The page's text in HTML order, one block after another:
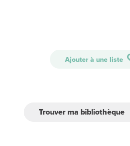
Ajouter à une liste
Trouver ma bibliothèque